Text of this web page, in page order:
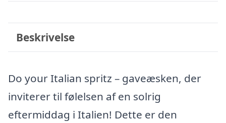
Beskrivelse
Do your Italian spritz – gaveæsken, der
inviterer til følelsen af en solrig
eftermiddag i Italien! Dette er den